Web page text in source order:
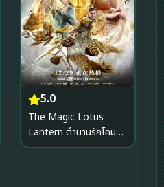
5.0
The Magic Lotus
Lantern ตำนานรักโคม
สวรรค์ (2021)